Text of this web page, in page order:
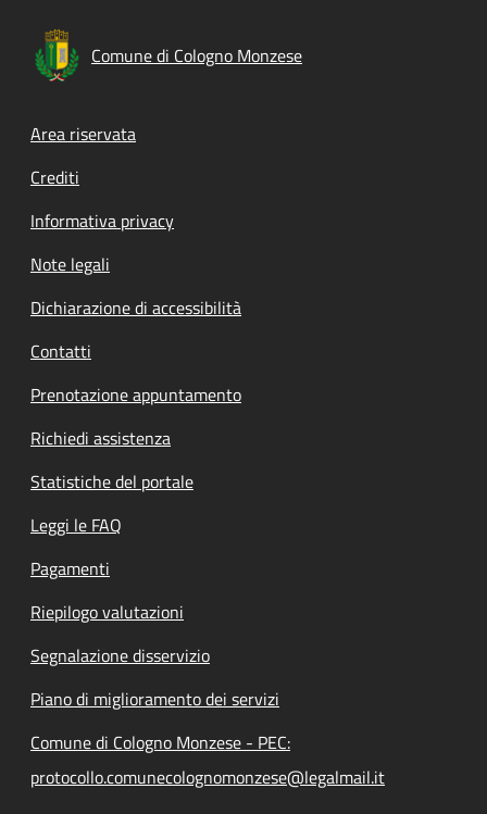
Comune di Cologno Monzese
Footer menu
Area riservata
Crediti
Informativa privacy
Note legali
Dichiarazione di accessibilità
Contatti
Prenotazione appuntamento
Richiedi assistenza
Statistiche del portale
Leggi le FAQ
Pagamenti
Riepilogo valutazioni
Segnalazione disservizio
Piano di miglioramento dei servizi
Comune di Cologno Monzese - PEC:
protocollo.comunecolognomonzese@legalmail.it